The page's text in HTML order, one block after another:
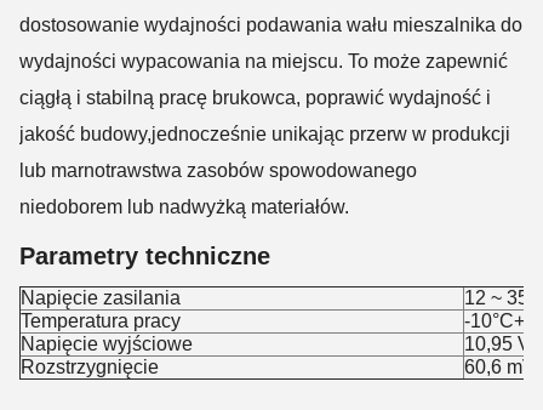
dostosowanie wydajności podawania wału mieszalnika do
wydajności wypacowania na miejscu. To może zapewnić
ciągłą i stabilną pracę brukowca, poprawić wydajność i
jakość budowy,jednocześnie unikając przerw w produkcji
lub marnotrawstwa zasobów spowodowanego
niedoborem lub nadwyżką materiałów.
Parametry techniczne
Napięcie zasilania
12 ~ 35
Temperatura pracy
-
Napięcie wyjściowe
10,95 V
Rozstrzygnięcie
60,6